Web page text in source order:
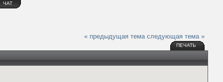
ЧАТ
« предыдущая тема следующая тема »
ПЕЧАТЬ